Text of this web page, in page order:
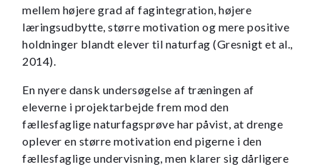
mellem højere grad af fagintegration, højere
læringsudbytte, større motivation og mere positive
holdninger blandt elever til naturfag (Gresnigt et al.,
2014).
En nyere dansk undersøgelse af træningen af
eleverne i projektarbejde frem mod den
fællesfaglige naturfagsprøve har påvist, at drenge
oplever en større motivation end pigerne i den
fællesfaglige undervisning, men klarer sig dårligere